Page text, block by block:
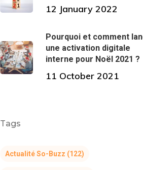
12 January 2022
Pourquoi et comment
une activation digitale
interne pour Noël 2021 ?
11 October 2021
Tags
Actualité So-Buzz (122)